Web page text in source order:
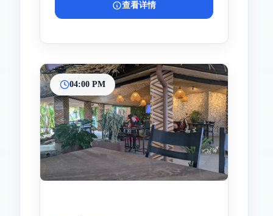
查看详情
04:00 PM